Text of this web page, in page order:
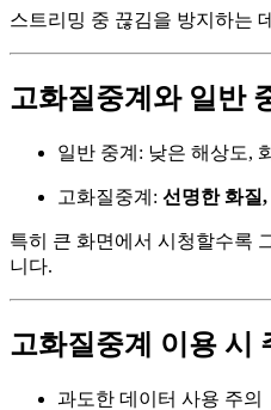
스트리밍 중 끊김을 방지하는
고화질중계와 일반
일반 중계: 낮은 해상도,
고화질중계: 선명한 화질
특히 큰 화면에서 시청할수록
니다.
고화질중계 이용 시
과도한 데이터 사용 주의